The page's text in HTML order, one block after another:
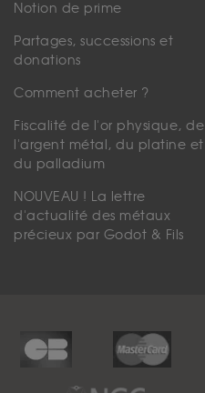
Notion de prime
Partages, successions et
donations
Comment acheter ?
Fiscalité de l'or physique, de
l'argent métal, du platine et
du palladium
NOUVEAU ! La lettre
d'actualité des métaux
précieux par Godot & Fils